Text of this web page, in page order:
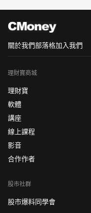
關於我們部落格加入我們
理財寶商城
理財寶
軟體
講座
線上課程
影音
合作作者
股市社群
股市爆料同學會